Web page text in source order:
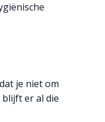
je niet om
er al die